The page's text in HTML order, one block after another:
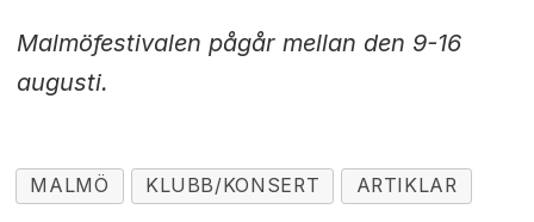
Malmöfestivalen pågår mellan den 9-16
augusti.
MALMÖ KLUBB/KONSERT ARTIKLAR